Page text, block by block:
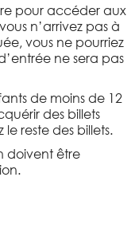
pour accéder aux
n’arrivez pas à
vous ne pourriez
ne sera pas
de moins de 12
des billets
reste des billets.
doivent être